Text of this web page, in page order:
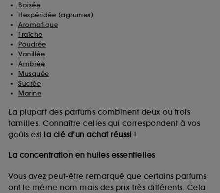
Boisée
Hespéridée (agrumes)
Aromatique
Fraîche
Poudrée
Vanillée
Ambrée
Musquée
Sucrée
Marine
La plupart des parfums combinent deux ou trois
familles. Connaître celles qui correspondent à vos
goûts est la clé d’un achat réussi !
La concentration en huiles essentielles
Vous avez peut-être remarqué que certains parfums
ont le même nom mais des prix très différents. Cela